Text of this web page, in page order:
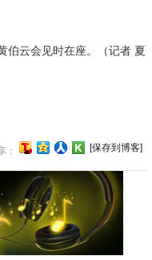
云会见时在座。（记者 夏
： [保存到博客]